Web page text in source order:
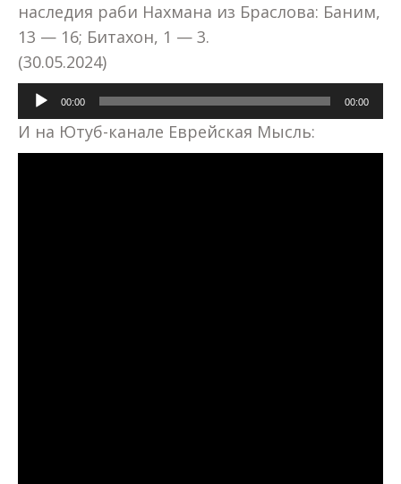
наследия раби Нахмана из Браслова: Баним,
13 — 16; Битахон, 1 — 3.
(30.05.2024)
Аудиоплеер
00:00 00:00
И на Ютуб-канале Еврейская Мысль: